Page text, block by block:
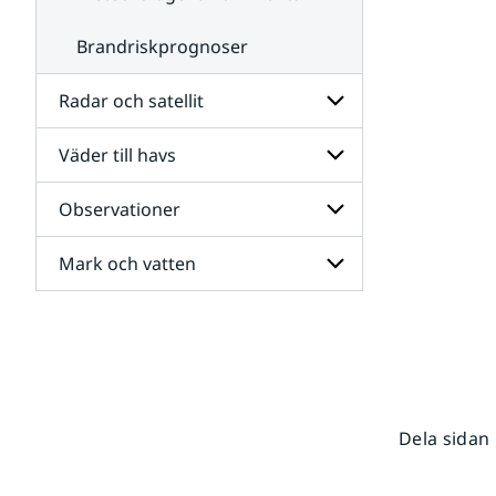
Brandriskprognoser
Radar och satellit
Undersidor
för
Radar
och
satellit
Väder till havs
Undersidor
för
Väder
till
havs
Observationer
Undersidor
för
Mark och vatten
Dela sidan